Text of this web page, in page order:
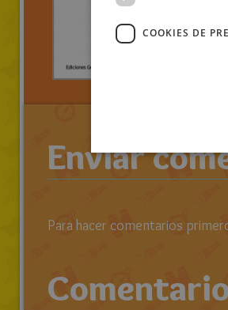
Y LA
Enviar
Para hacer comentarios
COOKIES DE